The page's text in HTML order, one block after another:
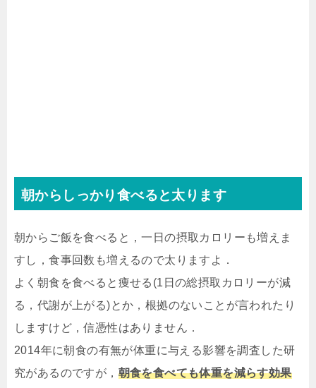
朝からしっかり食べると太ります
朝からご飯を食べると，一日の摂取カロリーも増えま
すし，食事回数も増えるので太りますよ．
よく朝食を食べると痩せる(1日の総摂取カロリーが減
る，代謝が上がる)とか，根拠のないことが言われたり
しますけど，信憑性はありません．
2014年に朝食の有無が体重に与える影響を調査した研
究があるのですが， 朝食を食べても体重を減らす効果